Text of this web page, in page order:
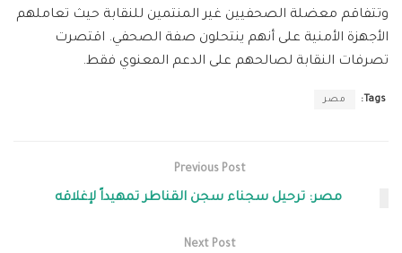
وتتفاقم معضلة الصحفيين غير المنتمين للنقابة حيث تعاملهم
الأجهزة الأمنية على أنهم ينتحلون صفة الصحفي. اقتصرت
تصرفات النقابة لصالحهم على الدعم المعنوي فقط.
Tags: مصر
Previous Post
مصر: ترحيل سجناء سجن القناطر تمهيداً لإغلاقه
Next Post